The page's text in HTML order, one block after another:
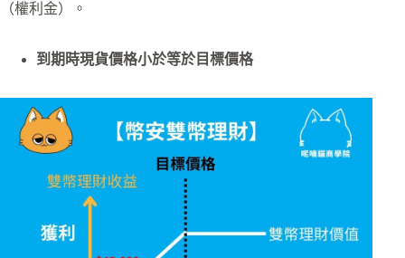
（權利金）。
到期時現貨價格小於等於目標價格